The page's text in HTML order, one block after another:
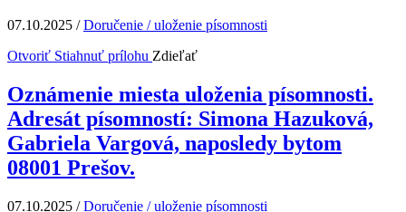
07.10.2025 /Doručenie / uloženie písomnosti
Otvoriť Stiahnuť prílohu Zdieľať
Oznámenie miesta uloženia písomnosti.
Adresát písomností: Simona Hazuková,
Gabriela Vargová, naposledy bytom
08001 Prešov.
07.10.2025 /Doručenie / uloženie písomnosti